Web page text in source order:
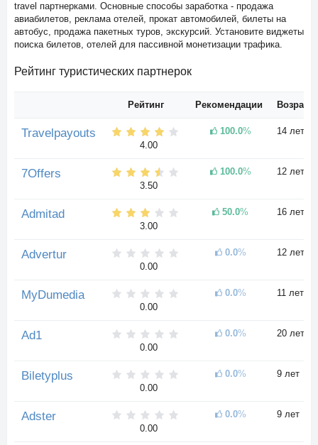
travel партнерками. Основные способы заработка - продажа
авиабилетов, реклама отелей, прокат автомобилей, билеты на
автобус, продажа пакетных туров, экскурсий. Установите виджеты
поиска билетов, отелей для пассивной монетизации трафика.
Рейтинг туристических партнерок
Рейтинг Рекомендации Возраст
Travelpayouts
4.00
100.0% 14 лет
7Offers
3.50
100.0% 12 лет
Admitad
3.00
50.0% 16 лет
Advertur
0.00
0.0% 12 лет
MyDumedia
0.00
0.0% 11 лет
Ad1
0.00
0.0% 20 лет
Biletyplus
0.00
0.0% 9 лет
Adster
0.00
0.0% 9 лет